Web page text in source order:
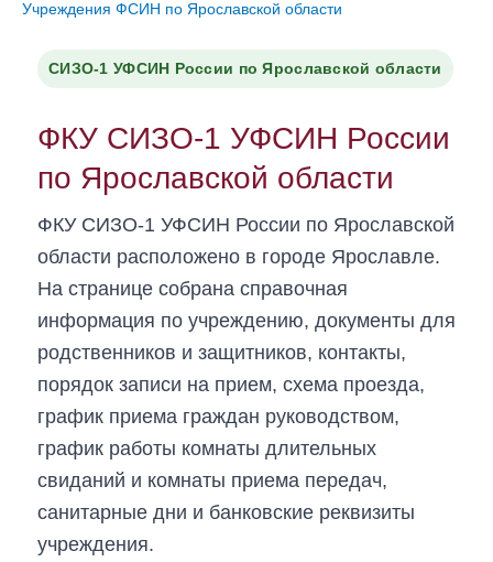
Учреждения ФСИН по Ярославской области
СИЗО-1 УФСИН России по Ярославской области
ФКУ СИЗО-1 УФСИН России
по Ярославской области
ФКУ СИЗО-1 УФСИН России по Ярославской
области расположено в городе Ярославле.
На странице собрана справочная
информация по учреждению, документы для
родственников и защитников, контакты,
порядок записи на прием, схема проезда,
график приема граждан руководством,
график работы комнаты длительных
свиданий и комнаты приема передач,
санитарные дни и банковские реквизиты
учреждения.